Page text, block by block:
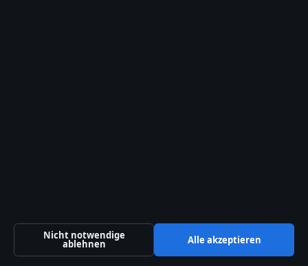
Gegenwart24 Media Ltd.
Nicht notwendige
ablehnen Alle akzeptieren